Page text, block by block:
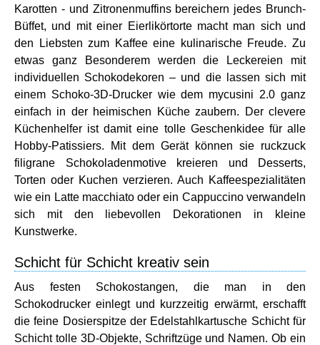
Karotten - und Zitronenmuffins bereichern jedes Brunch-
Büffet, und mit einer Eierlikörtorte macht man sich und
den Liebsten zum Kaffee eine kulinarische Freude. Zu
etwas ganz Besonderem werden die Leckereien mit
individuellen Schokodekoren – und die lassen sich mit
einem Schoko-3D-Drucker wie dem mycusini 2.0 ganz
einfach in der heimischen Küche zaubern. Der clevere
Küchenhelfer ist damit eine tolle Geschenkidee für alle
Hobby-Patissiers. Mit dem Gerät können sie ruckzuck
filigrane Schokoladenmotive kreieren und Desserts,
Torten oder Kuchen verzieren. Auch Kaffeespezialitäten
wie ein Latte macchiato oder ein Cappuccino verwandeln
sich mit den liebevollen Dekorationen in kleine
Kunstwerke.
Schicht für Schicht kreativ sein
Aus festen Schokostangen, die man in den
Schokodrucker einlegt und kurzzeitig erwärmt, erschafft
die feine Dosierspitze der Edelstahlkartusche Schicht für
Schicht tolle 3D-Objekte, Schriftzüge und Namen. Ob ein